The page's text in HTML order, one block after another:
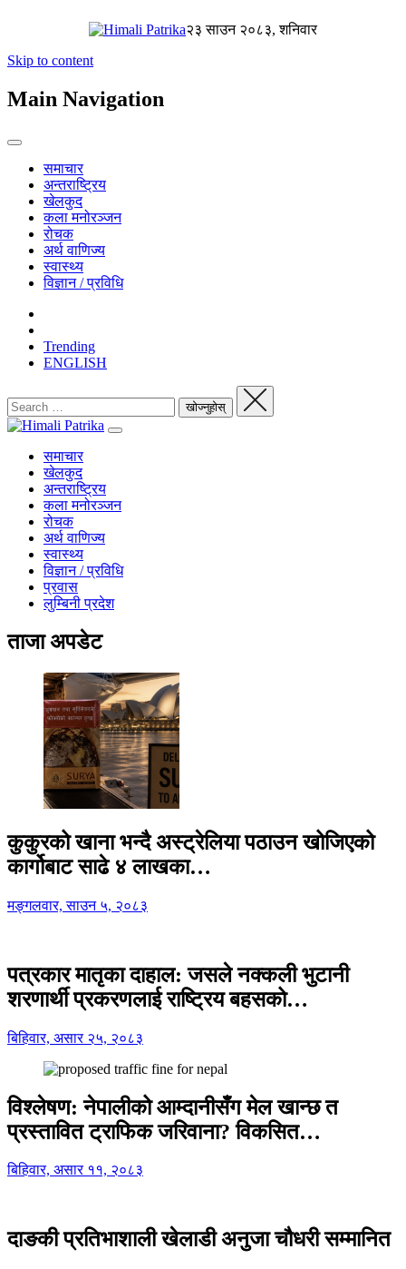
२३ साउन २०८३, शनिवार
Skip to content
Main Navigation
समाचार
अन्तराष्ट्रिय
खेलकुद
कला मनोरञ्जन
रोचक
अर्थ वाणिज्य
स्वास्थ्य
विज्ञान / प्रविधि
Trending
ENGLISH
समाचार
खेलकुद
अन्तराष्ट्रिय
कला मनोरञ्जन
रोचक
अर्थ वाणिज्य
स्वास्थ्य
विज्ञान / प्रविधि
प्रवास
लुम्बिनी प्रदेश
ताजा अपडेट
कुकुरको खाना भन्दै अस्ट्रेलिया पठाउन खोजिएको
कार्गोबाट साढे ४ लाखका…
मङ्गलवार, साउन ५, २०८३
पत्रकार मातृका दाहाल: जसले नक्कली भुटानी
शरणार्थी प्रकरणलाई राष्ट्रिय बहसको…
बिहिवार, असार २५, २०८३
विश्लेषण: नेपालीको आम्दानीसँग मेल खान्छ त
प्रस्तावित ट्राफिक जरिवाना? विकसित…
बिहिवार, असार ११, २०८३
दाङकी प्रतिभाशाली खेलाडी अनुजा चौधरी सम्मानित